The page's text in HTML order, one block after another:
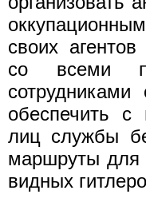
своих
со всеми
сотрудниками
обеспечить
лиц службы
маршруты для
видных